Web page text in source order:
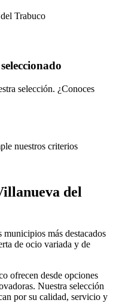
Trabuco
selección. ¿Conoces
nuestros criterios
del
municipios más destacados
de ocio variada y de
ofrecen desde opciones
Nuestra selección
por su calidad, servicio y